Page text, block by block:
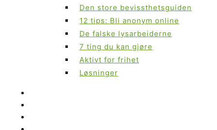
Den store bevissthetsguiden
12 tips: Bli anonym online
De falske lysarbeiderne
7 ting du kan gjøre
Aktivt for frihet
Løsninger